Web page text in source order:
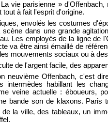
vie parisienne »
à fait l'esprit d'origine.
envolés les costumes
dans une grande
Les employés de la ligne de
va être ainsi émaillé de
mouvements sociaux ou à
de l'argent facile, des
neuvième Offenbach, c'est
intermèdes habillant les
veine actuelle : éboueurs,
bande son de klaxons. Paris
de la ville, des tableaux, un